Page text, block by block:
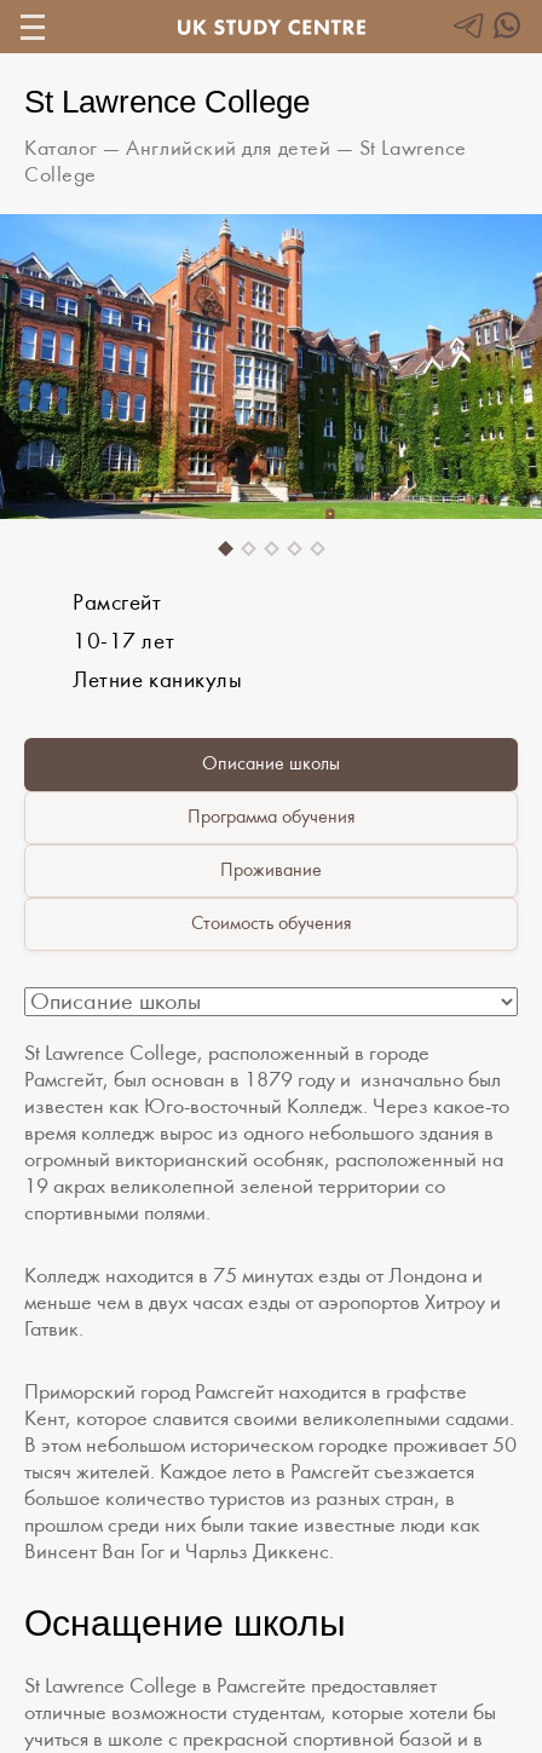
St Lawrence College
Каталог —Английский для детей — St Lawrence
College
Рамсгейт
10-17 лет
Летние каникулы
Описание школы
Программа обучения
Проживание
Стоимость обучения
St Lawrenсe College, расположенный в городе
Рамсгейт, был основан в 1879 году и изначально был
известен как Юго-восточный Колледж. Через какое-то
время колледж вырос из одного небольшого здания в
огромный викторианский особняк, расположенный на
19 акрах великолепной зеленой территории со
спортивными полями.
Колледж находится в 75 минутах езды от Лондона и
меньше чем в двух часах езды от аэропортов Хитроу и
Гатвик.
Приморский город Рамсгейт находится в графстве
Кент, которое славится своими великолепными садами.
В этом небольшом историческом городке проживает 50
тысяч жителей. Каждое лето в Рамсгейт съезжается
большое количество туристов из разных стран, в
прошлом среди них были такие известные люди как
Винсент Ван Гог и Чарльз Диккенс.
Оснащение школы
St Lawrenсe College в Рамсгейте предоставляет
отличные возможности студентам, которые хотели бы
учиться в школе с прекрасной спортивной базой и в